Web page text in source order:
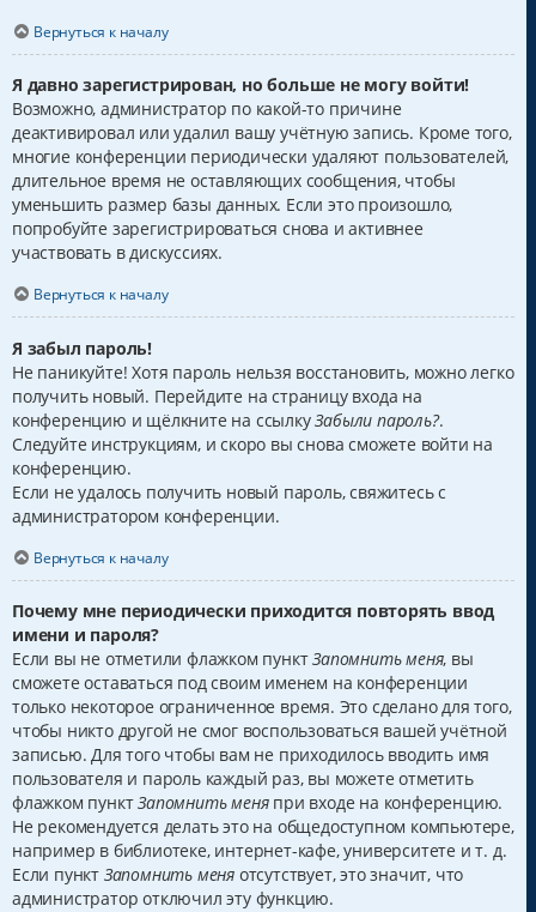
Вернуться к началу
Я давно зарегистрирован, но больше не могу войти!
Возможно, администратор по какой-то причине
деактивировал или удалил вашу учётную запись. Кроме того,
многие конференции периодически удаляют пользователей,
длительное время не оставляющих сообщения, чтобы
уменьшить размер базы данных. Если это произошло,
попробуйте зарегистрироваться снова и активнее
участвовать в дискуссиях.
Вернуться к началу
Я забыл пароль!
Не паникуйте! Хотя пароль нельзя восстановить, можно легко
получить новый. Перейдите на страницу входа на
конференцию и щёлкните на ссылкуЗабыли пароль?.
Следуйте инструкциям, и скоро вы снова сможете войти на
конференцию.
Если не удалось получить новый пароль, свяжитесь с
администратором конференции.
Вернуться к началу
Почему мне периодически приходится повторять ввод
имени и пароля?
Если вы не отметили флажком пунктЗапомнить меня, вы
сможете оставаться под своим именем на конференции
только некоторое ограниченное время. Это сделано для того,
чтобы никто другой не смог воспользоваться вашей учётной
записью. Для того чтобы вам не приходилось вводить имя
пользователя и пароль каждый раз, вы можете отметить
флажком пунктЗапомнить меняпри входе на конференцию.
Не рекомендуется делать это на общедоступном компьютере,
например в библиотеке, интернет-кафе, университете и т. д.
Если пункт Запомнить меня отсутствует, это значит, что
администратор отключил эту функцию.